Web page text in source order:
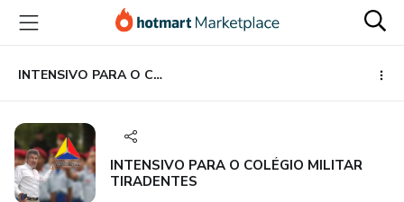
para
conteúdo
principal
para
pagamento
para
rodapé
INTENSIVO PARA O COLÉGIO MILITAR TIRADENTES
INTENSIVO PARA O COLÉGIO MILITAR
TIRADENTES